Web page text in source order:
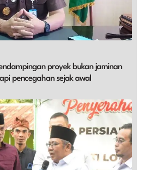
proyek bukan jaminan
pencegahan sejak awal